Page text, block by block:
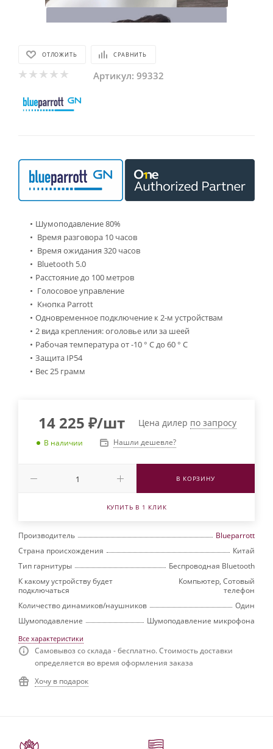
ОТЛОЖИТЬ СРАВНИТЬ
Артикул: 99332
Шумоподавление 80%
Время разговора 10 часов
Время ожидания 320 часов
Bluetooth 5.0
Расстояние до 100 метров
Голосовое управление
Кнопка Parrott
Одновременное подключение к 2-м устройствам
2 вида крепления: оголовье или за шеей
Рабочая температура от -10 ° C до 60 ° C
Защита IP54
Вес 25 грамм
14 225 ₽/шт Цена дилер по запросу
В наличии Нашли дешевле?
В КОРЗИНУ
КУПИТЬ В 1 КЛИК
Производитель
Blueparrott
Страна происхождения
Китай
Тип гарнитуры
Беспроводная Bluetooth
К какому устройству будет
подключаться
Компьютер, Сотовый
телефон
Количество динамиков/наушников
Один
Шумоподавление
Шумоподавление микрофона
Все характеристики
Самовывоз со склада - бесплатно. Стоимость доставки
определяется во время оформления заказа
Хочу в подарок